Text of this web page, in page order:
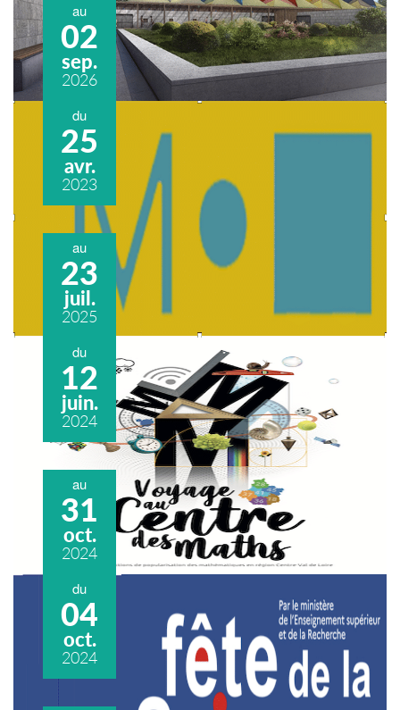
au
02
sep.
2026
du
25
avr.
2023
au
23
juil.
2025
du
12
juin.
2024
au
31
oct.
2024
du
04
oct.
2024